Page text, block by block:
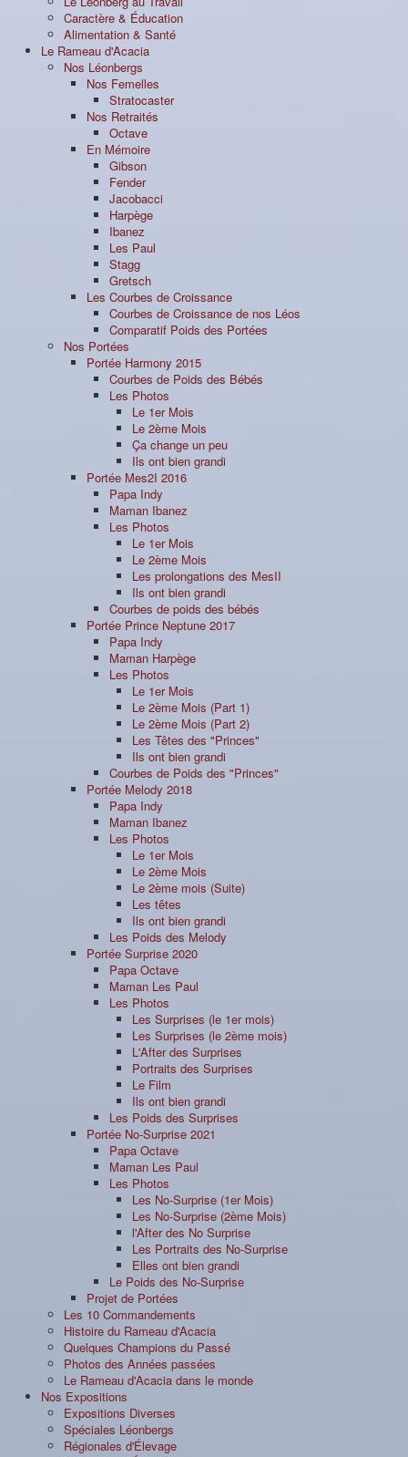
Caractère & Éducation
Alimentation & Santé
Le Rameau d'Acacia
Nos Léonbergs
Nos Femelles
Stratocaster
Nos Retraités
Octave
En Mémoire
Gibson
Fender
Jacobacci
Harpège
Ibanez
Les Paul
Stagg
Gretsch
Les Courbes de Croissance
Courbes de Croissance de nos Léos
Comparatif Poids des Portées
Nos Portées
Portée Harmony 2015
Courbes de Poids des Bébés
Les Photos
Le 1er Mois
Le 2ème Mois
Ça change un peu
Ils ont bien grandi
Portée Mes2I 2016
Papa Indy
Maman Ibanez
Les Photos
Le 1er Mois
Le 2ème Mois
Les prolongations des MesII
Ils ont bien grandi
Courbes de poids des bébés
Portée Prince Neptune 2017
Papa Indy
Maman Harpège
Les Photos
Le 1er Mois
Le 2ème Mois (Part 1)
Le 2ème Mois (Part 2)
Les Têtes des "Princes"
Ils ont bien grandi
Courbes de Poids des "Princes"
Portée Melody 2018
Papa Indy
Maman Ibanez
Les Photos
Le 1er Mois
Le 2ème Mois
Le 2ème mois (Suite)
Les têtes
Ils ont bien grandi
Les Poids des Melody
Portée Surprise 2020
Papa Octave
Maman Les Paul
Les Photos
Les Surprises (le 1er mois)
Les Surprises (le 2ème mois)
L'After des Surprises
Portraits des Surprises
Le Film
Ils ont bien grandi
Les Poids des Surprises
Portée No-Surprise 2021
Papa Octave
Maman Les Paul
Les Photos
Les No-Surprise (1er Mois)
Les No-Surprise (2ème Mois)
l'After des No Surprise
Les Portraits des No-Surprise
Elles ont bien grandi
Le Poids des No-Surprise
Projet de Portées
Les 10 Commandements
Histoire du Rameau d'Acacia
Quelques Champions du Passé
Photos des Années passées
Le Rameau d'Acacia dans le monde
Nos Expositions
Expositions Diverses
Spéciales Léonbergs
Régionales d'Élevage